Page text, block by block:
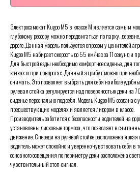
Электросамокат Kugoo M5 в классе М является самым
глубокому рессору можно передвигаться по парку,
дороге. Данная модель пользуется спросом у ценителей
Kugoo M5 набирает скорость до 55 км/час за 11 секунд и
Для быстрой езды необходимо комфортное сиденье, для
кочках и при поворотах. Данный атрибут можно при
снимать. Это позволяет выбрать для себя наиболе
рулевая стойка регулируется над поверхностью деки на
сиденье персонально под себя. Модель Kugoo M5 создана с
предшествующих моделях и является лидером в классе.
Производитель заботится о безопасности водителей на
установлены дисковые тормоза, что позволяет в
движение. Спереди на рулевой стойке расположена яркая
водитель может спокойно и уверенно чувствовать себя
основного освещения по периметру деки расположена
чувствительный стоп-сигнал.